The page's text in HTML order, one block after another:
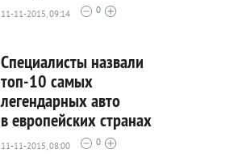
11-11-2015, 09:14 0
Специалисты назвали
топ-10 самых
легендарных авто
в европейских странах
11-11-2015, 08:00 0